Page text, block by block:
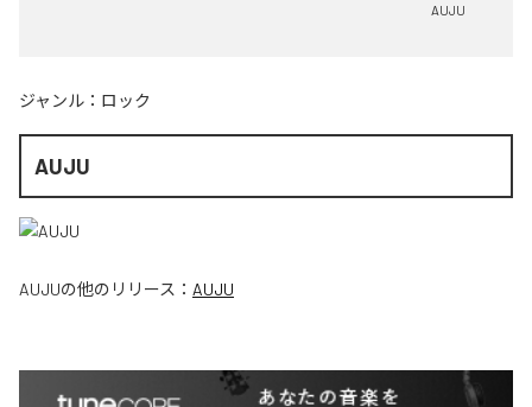
AUJU
ジャンル： ロック
AUJU
AUJUの他のリリース： AUJU